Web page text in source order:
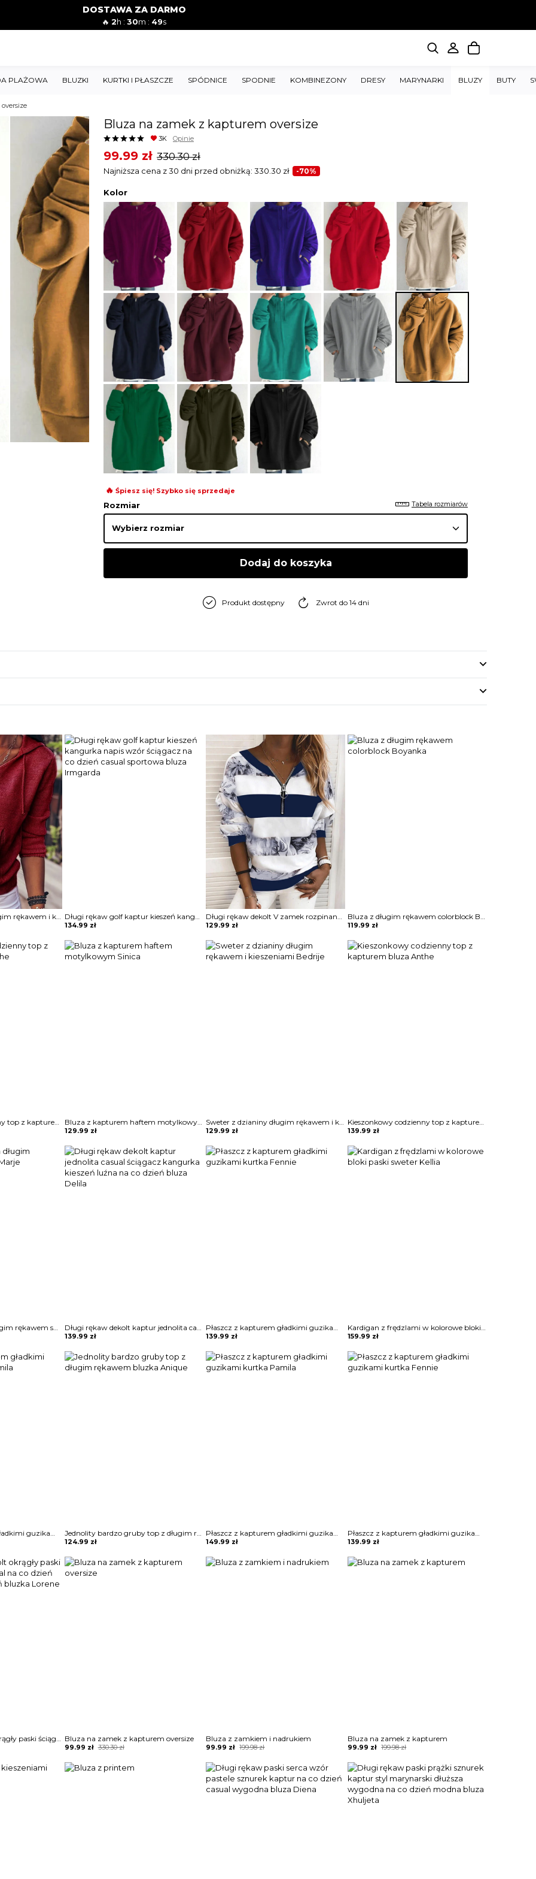
DOSTAWA ZA DARMO
🔥2h :30m : 47s
PLAŻOWA BLUZKI KURTKI I PŁASZCZE SPÓDNICE SPODNIE KOMBINEZONY DRESY MARYNARKI BLUZY BUTY
Bluza na zamek z kapturem oversize
3K Opinie
330.30zł
Original
price
330.30 zł.
99.99 zł
Current
price
99.99 zł.
Najniższa cena z 30 dni przed obniżką: 330.30 zł -70%
Kolor
🔥 Śpiesz się! Szybko się sprzedaje
Rozmiar Tabela rozmiarów
Dodaj do koszyka
Produkt dostępny Zwrot do 14 dni
Sweter z dzianiny długim rękawem i kieszeniami Bedrije
134.99 zł 129.99 zł 119.99 zł
Kieszonkowy codzienny top z kapturem bluza Anthe Bluza z kapturem haftem motylkowym Sinica
129.99 zł 129.99 zł 139.99 zł
Bluza z kapturem długim rękawem sukienka Marje
139.99 zł 139.99 zł 159.99 zł
Jednolity bardzo gruby top z długim rękawem bluzka Anique
124.99 zł 149.99 zł 139.99 zł
Bluza na zamek z kapturem oversize
330.30zł
Original
was:
330.30 zł.
99.99 zł
Current
is:
99.99 zł.
Bluza z zamkiem i nadrukiem
199.98zł
Original
was:
199.98 zł.
99.99 zł
Current
is:
99.99 zł.
Bluza na zamek z kapturem
199.98zł
Original
was:
199.98 zł.
99.99 zł
Current
is:
99.99 zł.